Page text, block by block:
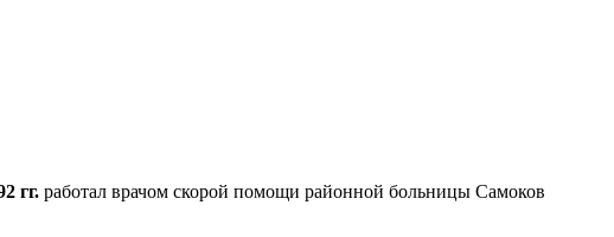
гг. работал врачом скорой помощи районной больницы Самоков